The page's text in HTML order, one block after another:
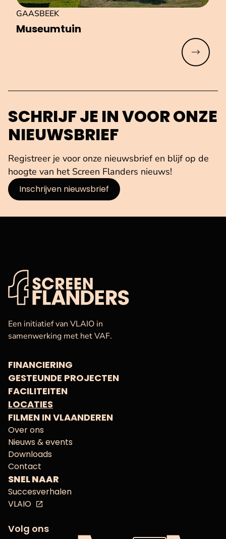
Museumtuin
GAASBEEK
Meer
SCHRIJF JE IN VOOR ONZE
NIEUWSBRIEF
Registreer je voor onze nieuwsbrief en blijf op de
hoogte van het Screen Flanders nieuws!
Inschrijven nieuwsbrief
VAF
Een initiatief van VLAIO in
samenwerking met het VAF.
FINANCIERING
GESTEUNDE PROJECTEN
FACILITEITEN
LOCATIES
FILMEN IN VLAANDEREN
Over ons
Nieuws & events
Downloads
Contact
SNEL NAAR
Succesverhalen
VLAIO
Volg ons